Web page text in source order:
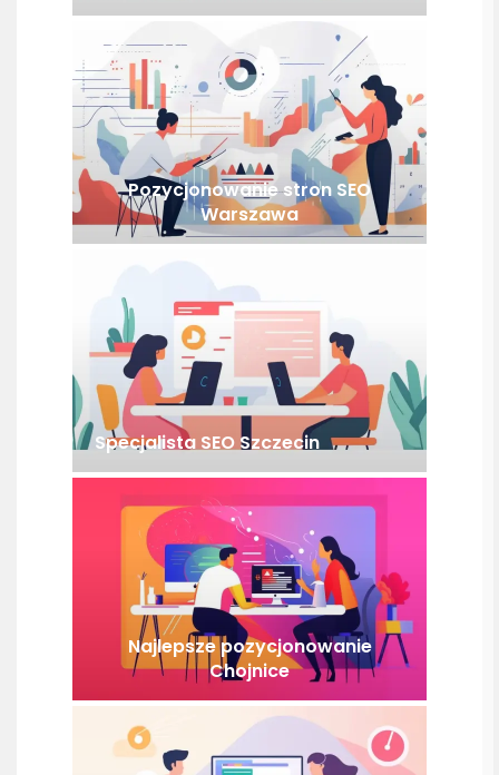
Pozycjonowanie stron SEO
Warszawa
Specjalista SEO Szczecin
Najlepsze pozycjonowanie
Chojnice